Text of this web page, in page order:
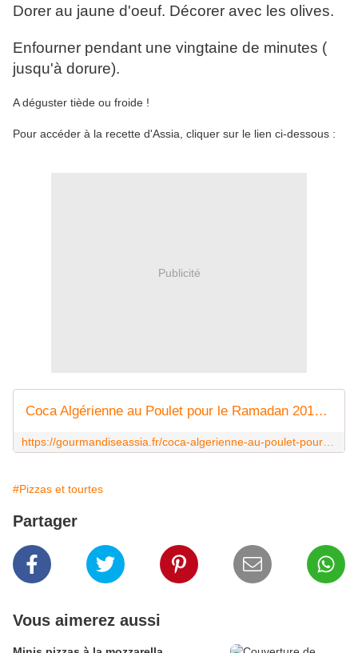
Dorer au jaune d'oeuf. Décorer avec les olives.
Enfourner pendant une vingtaine de minutes (
jusqu'à dorure).
A déguster tiède ou froide !
Pour accéder à la recette d'Assia, cliquer sur le lien ci-dessous :
Publicité
Coca Algérienne au Poulet pour le Ramadan 2019 | Gourmandise Assia
#Pizzas et tourtes
Partager
Vous aimerez aussi